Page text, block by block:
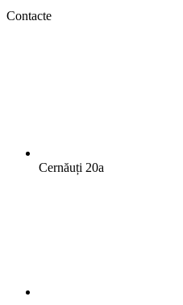
Contacte
Cernăuți 20a